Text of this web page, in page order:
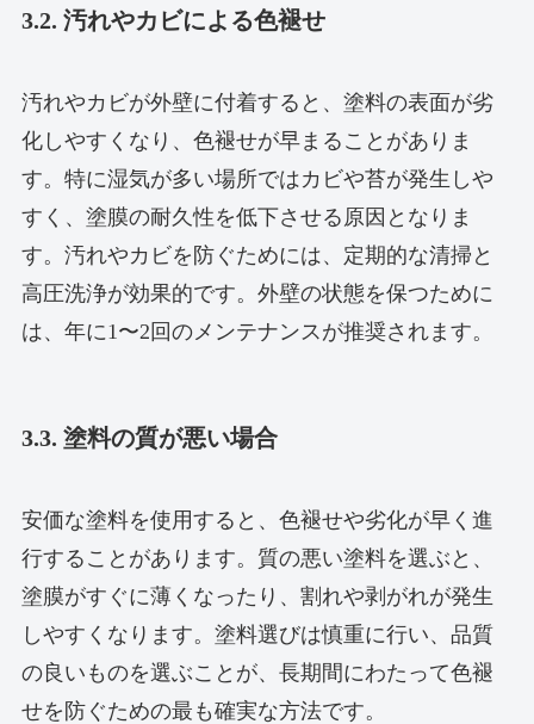
3.2. 汚れやカビによる色褪せ
汚れやカビが外壁に付着すると、塗料の表面が劣
化しやすくなり、色褪せが早まることがありま
す。特に湿気が多い場所ではカビや苔が発生しや
すく、塗膜の耐久性を低下させる原因となりま
す。汚れやカビを防ぐためには、定期的な清掃と
高圧洗浄が効果的です。外壁の状態を保つために
は、年に1〜2回のメンテナンスが推奨されます。
3.3. 塗料の質が悪い場合
安価な塗料を使用すると、色褪せや劣化が早く進
行することがあります。質の悪い塗料を選ぶと、
塗膜がすぐに薄くなったり、割れや剥がれが発生
しやすくなります。塗料選びは慎重に行い、品質
の良いものを選ぶことが、長期間にわたって色褪
せを防ぐための最も確実な方法です。